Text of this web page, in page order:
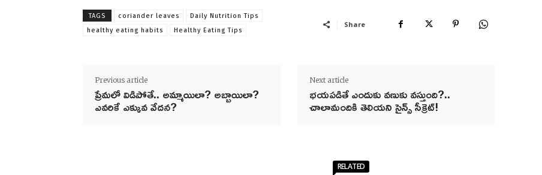
TAGS coriander leaves
Daily Nutrition Tips
healthy eating habits
Healthy Eating Tips
Share
Previous article
ప్రేమలో విడిపోతే.. అమ్మాయిలా? అబ్బాయిలా?
ఎవరికే ఎక్కువ వేదన?
Next article
భయపడితే ఎందుకు వణుకు వస్తుంది?..
చాలామందికి తెలియని సైన్స్ సీక్రెట్!
RELATED